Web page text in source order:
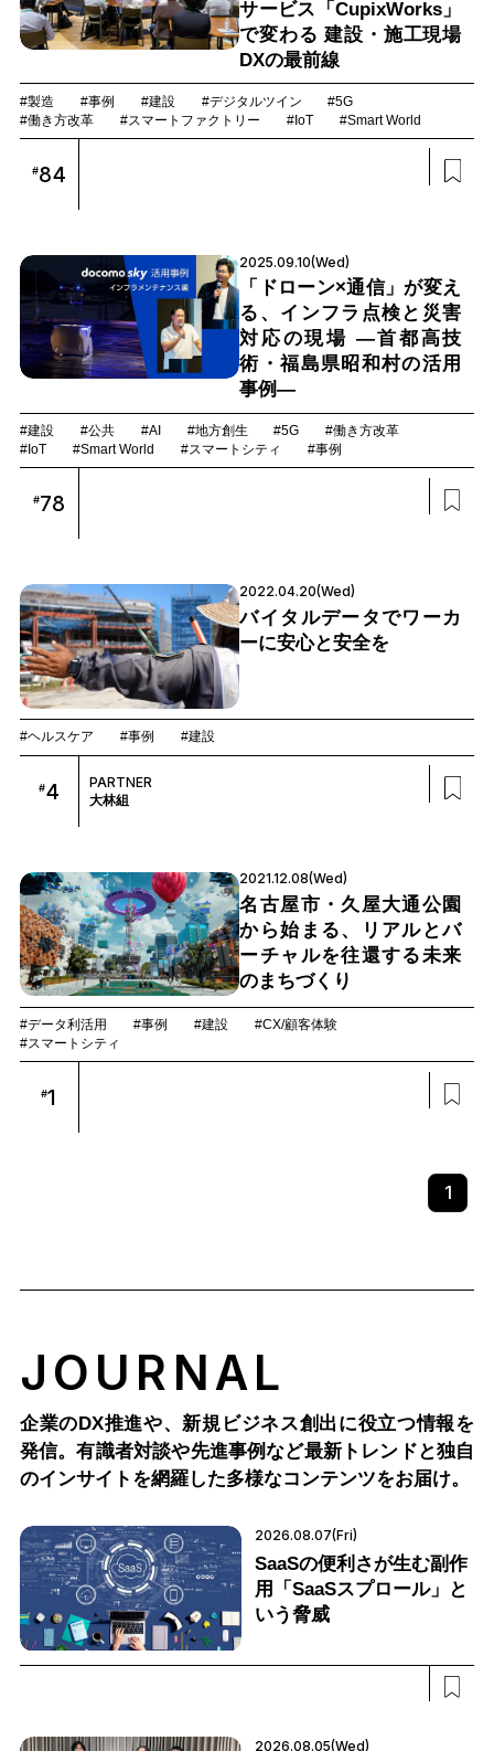
サービス「CupixWorks」
で変わる 建設・施工現場
DXの最前線
#製造 #事例 #建設 #デジタルツイン
#5G
#働き方改革
#スマートファクトリー #IoT #Smart World
#84
2025.09.10(Wed)
「ドローン×通信」が変え
る、インフラ点検と災害
対応の現場 ―首都高技
術・福島県昭和村の活用
事例―
#建設 #公共 #AI #地方創生 #5G
#働き方改革
#IoT
#Smart World #スマートシティ #事例
#78
2022.04.20(Wed)
バイタルデータでワーカ
ーに安心と安全を
#ヘルスケア #事例 #建設
#4 PARTNER
大林組
2021.12.08(Wed)
名古屋市・久屋大通公園
から始まる、リアルとバ
ーチャルを往還する未来
のまちづくり
#データ利活用 #事例 #建設
#CX/顧客体験
#スマートシティ
#1
1
JOURNAL
企業のDX推進や、新規ビジネス創出に役立つ情報を
発信。有識者対談や先進事例など最新トレンドと独自
のインサイトを網羅した多様なコンテンツをお届け。
2026.08.07(Fri)
SaaSの便利さが生む副作
用「SaaSスプロール」と
いう脅威
2026.08.05(Wed)